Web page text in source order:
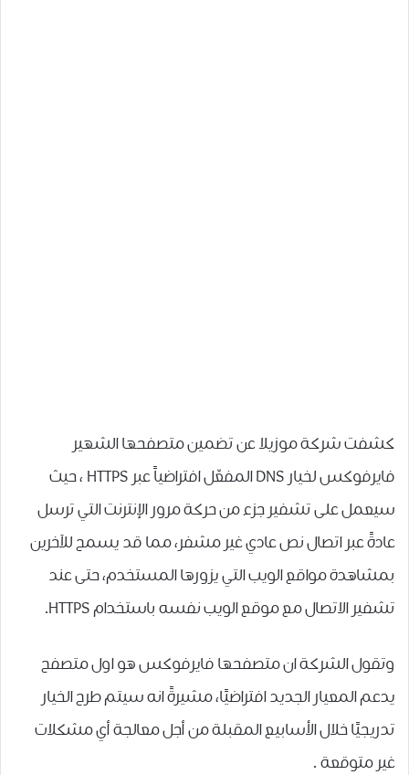
كشفت شركة موزيلا عن تضمين متصفحها الشهير
ﻓﺎﻳﺮﻓﻮﻛﺲ ﻟﺨﻴﺎﺭ DNS المفعّل افتراضياً ﻋﺒﺮ HTTPS ، حيث
سيعمل على تشفير ﺟﺰﺀ ﻣﻦ ﺣﺮﻛﺔ ﻣﺮﻭﺭ ﺍﻹﻧﺘﺮﻧﺖ ﺍﻟﺘﻲ ﺗﺮﺳﻞ
ﻋﺎﺩﺓً ﻋﺒﺮ ﺍﺗﺼﺎﻝ ﻧﺺ ﻋﺎﺩﻱ ﻏﻴﺮ ﻣﺸﻔﺮ، ﻣﻤﺎ ﻗﺪ ﻳﺴﻤﺢ ﻟﻶﺧﺮﻳﻦ
ﺑﻤﺸﺎﻫﺪﺓ ﻣﻮﺍﻗﻊ ﺍﻟﻮﻳﺐ ﺍﻟﺘﻲ ﻳﺰﻭﺭﻫﺎ ﺍﻟﻤﺴﺘﺨﺪﻡ، ﺣﺘﻰ ﻋﻨﺪ
ﺗﺸﻔﻴﺮ ﺍﻻﺗﺼﺎﻝ ﻣﻊ ﻣﻮﻗﻊ ﺍﻟﻮﻳﺐ ﻧﻔﺴﻪ ﺑﺎﺳﺘﺨﺪﺍﻡ HTTPS.
وتقول الشركة ان متصفحها فايرفوكس هو اول متصفح
ﻳﺪﻋﻢ ﺍﻟﻤﻌﻴﺎﺭ ﺍﻟﺠﺪﻳﺪ ﺍﻓﺘﺮﺍﺿﻴًﺎ، مشيرةً انه سيتم طرح ﺍﻟﺨﻴﺎﺭ
ﺗﺪﺭﻳﺠﻴًﺎ ﺧﻼﻝ ﺍﻷﺳﺎﺑﻴﻊ ﺍﻟﻤﻘﺒﻠﺔ ﻣﻦ ﺃﺟﻞ ﻣﻌﺎﻟﺠﺔ ﺃﻱ ﻣﺸﻜﻼﺕ
ﻏﻴﺮ ﻣﺘﻮﻗﻌﺔ .